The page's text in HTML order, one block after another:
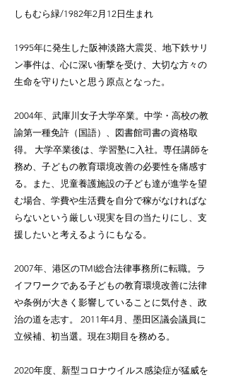
しもむら緑/1982年2月12日生まれ
1995年に発生した阪神淡路大震災、地下鉄サリ
ン事件は、心に深い衝撃を受け、大切な方々の
生命を守りたいと思う原点となった。
2004年、武庫川女子大学卒業。中学・高校の教
諭第一種免許（国語）、図書館司書の資格取
得。 大学卒業後は、学習塾に入社。専任講師を
務め、子どもの教育環境改善の必要性を痛感す
る。また、児童養護施設の子ども達が進学を望
む場合、学費や生活費を自分で稼がなければな
らないという厳しい現実を目の当たりにし、支
援したいと考えるようにもなる。
2007年、港区のTMI総合法律事務所に転職。ラ
イフワークである子どもの教育環境改善に法律
や条例が大きく影響していることに気付き、政
治の道を志す。 2011年4月、墨田区議会議員に
立候補、初当選。現在3期目を務める。
2020年度、新型コロナウイルス感染症が猛威を